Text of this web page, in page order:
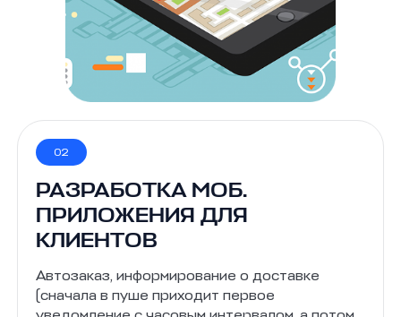
02
РАЗРАБОТКА МОБ.
ПРИЛОЖЕНИЯ ДЛЯ
КЛИЕНТОВ
Автозаказ, информирование о доставке
(сначала в пуше приходит первое